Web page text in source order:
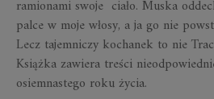
ramionami swoje ciało. Muska
palce w moje włosy, a ja go nie
Lecz tajemniczy kochanek to nie
Książka zawiera treści
osiemnastego roku życia.